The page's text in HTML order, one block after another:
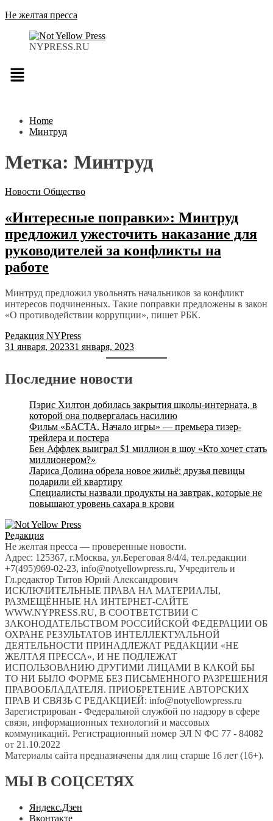
Не желтая пресса
NYPRESS.RU
Меню
Home
Минтруд
Метка: Минтруд
Новости Общество
«Интересные поправки»: Минтруд
предложил ужесточить наказание для
руководителей за конфликты на
работе
Минтруд предложил увольнять начальников за конфликт
интересов подчиненных. Такие поправки предложены в закон
«О противодействии коррупции», пишет РБК.
Редакция NYPress
31 января, 202331 января, 2023
Последние новости
Пэрис Хилтон добилась закрытия школы-интерната, в
которой она подвергалась насилию
Фильм «БАСТА. Начало игры» — премьера тизер-
трейлера и постера
Бен Аффлек выиграл $1 миллион в шоу «Кто хочет стать
миллионером?»
Лариса Долина обрела новое жильё: друзья певицы
подарили ей квартиру
Специалисты назвали продукты на завтрак, которые не
повышают уровень сахара в крови
Редакция
Не желтая пресса — проверенные новости.
Адрес: 125367, г.Москва, ул.Береговая 8/4/4, тел.редакции
+7(495)969-02-23, info@notyellowpress.ru, Учредитель и
Гл.редактор Титов Юрий Александрович
ИСКЛЮЧИТЕЛЬНЫЕ ПРАВА НА МАТЕРИАЛЫ,
РАЗМЕЩЁННЫЕ НА ИНТЕРНЕТ-САЙТЕ
WWW.NYPRESS.RU, В СООТВЕТСТВИИ С
ЗАКОНОДАТЕЛЬСТВОМ РОССИЙСКОЙ ФЕДЕРАЦИИ ОБ
ОХРАНЕ РЕЗУЛЬТАТОВ ИНТЕЛЛЕКТУАЛЬНОЙ
ДЕЯТЕЛЬНОСТИ ПРИНАДЛЕЖАТ РЕДАКЦИИ «НЕ
ЖЕЛТАЯ ПРЕССА», И НЕ ПОДЛЕЖАТ
ИСПОЛЬЗОВАНИЮ ДРУГИМИ ЛИЦАМИ В КАКОЙ БЫ
ТО НИ БЫЛО ФОРМЕ БЕЗ ПИСЬМЕННОГО РАЗРЕШЕНИЯ
ПРАВООБЛАДАТЕЛЯ. ПРИОБРЕТЕНИЕ АВТОРСКИХ
ПРАВ И СВЯЗЬ С РЕДАКЦИЕЙ: info@notyellowpress.ru
Зарегистрирован - Федеральной службой по надзору в сфере
связи, информационных технологий и массовых
коммуникаций. Регистрационный номер ЭЛ N ФС 77 - 84082
от 21.10.2022
Материалы сайта предназначены для лиц старше 16 лет (16+).
МЫ В СОЦСЕТЯХ
Яндекс.Дзен
Вконтакте